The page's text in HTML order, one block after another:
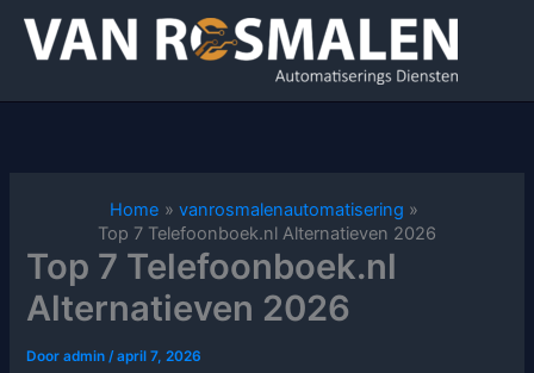
naar
inhoud
Home
vanrosmalenautomatisering
Top 7 Telefoonboek.nl Alternatieven 2026
Top 7 Telefoonboek.nl
Alternatieven 2026
Dooradmin/april 7, 2026